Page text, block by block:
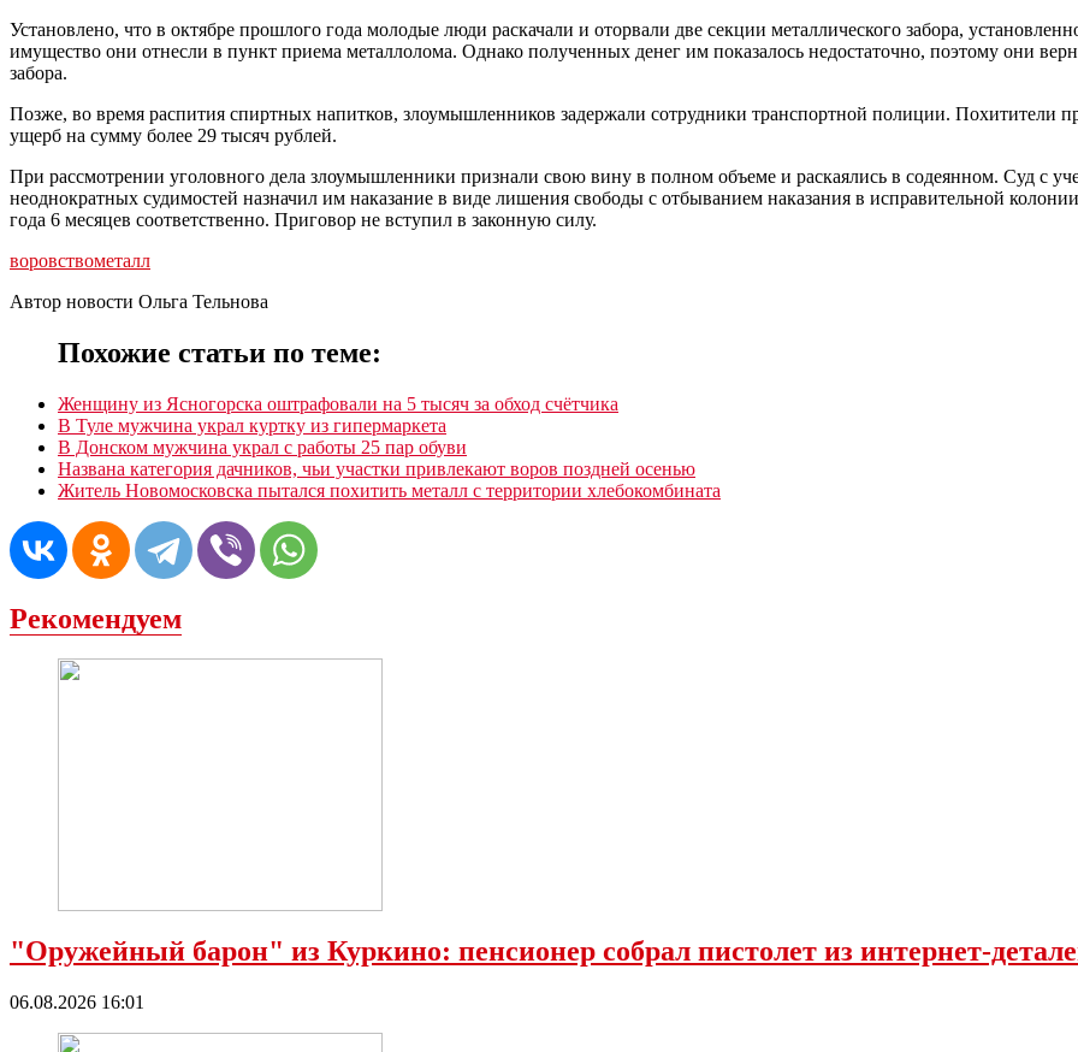
Установлено, что в октябре прошлого года молодые люди раскачали и оторвали две секции металлического забора,
имущество они отнесли в пункт приема металлолома. Однако полученных денег им показалось недостаточно, поэтому они
забора.
Позже, во время распития спиртных напитков, злоумышленников задержали сотрудники транспортной полиции.
ущерб на сумму более 29 тысяч рублей.
При рассмотрении уголовного дела злоумышленники признали свою вину в полном объеме и раскаялись в содеянном. Суд с
неоднократных судимостей назначил им наказание в виде лишения свободы с отбыванием наказания в исправительной
года 6 месяцев соответственно. Приговор не вступил в законную силу.
воровствометалл
Автор новости Ольга Тельнова
Похожие статьи по теме:
Женщину из Ясногорска оштрафовали на 5 тысяч за обход счётчика
В Туле мужчина украл куртку из гипермаркета
В Донском мужчина украл с работы 25 пар обуви
Названа категория дачников, чьи участки привлекают воров поздней осенью
Житель Новомосковска пытался похитить металл с территории хлебокомбината
Рекомендуем
"Оружейный барон" из Куркино: пенсионер собрал пистолет из интернет-
06.08.2026 16:01